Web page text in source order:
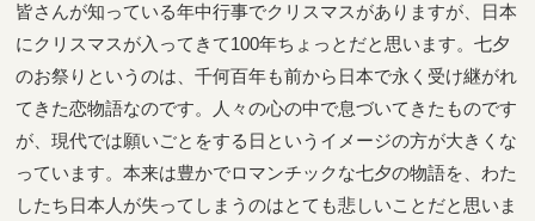
皆さんが知っている年中行事でクリスマスがありますが、日本
にクリスマスが入ってきて100年ちょっとだと思います。七夕
のお祭りというのは、千何百年も前から日本で永く受け継がれ
てきた恋物語なのです。人々の心の中で息づいてきたものです
が、現代では願いごとをする日というイメージの方が大きくな
っています。本来は豊かでロマンチックな七夕の物語を、わた
したち日本人が失ってしまうのはとても悲しいことだと思いま